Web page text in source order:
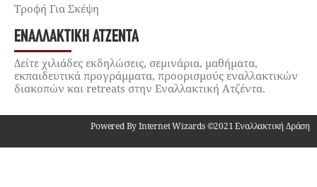
Τροφή Για Σκέψη
ΕΝΑΛΛΑΚΤΙΚΉ ΑΤΖΈΝΤΑ
Δείτε χιλιάδες εκδηλώσεις, σεμινάρια, μαθήματα,
εκπαιδευτικά προγράμματα, προορισμούς εναλλακτικών
διακοπών και retreats στην Εναλλακτική Ατζέντα.
Powered By Internet Wizards ©2021 Εναλλακτική Δράση